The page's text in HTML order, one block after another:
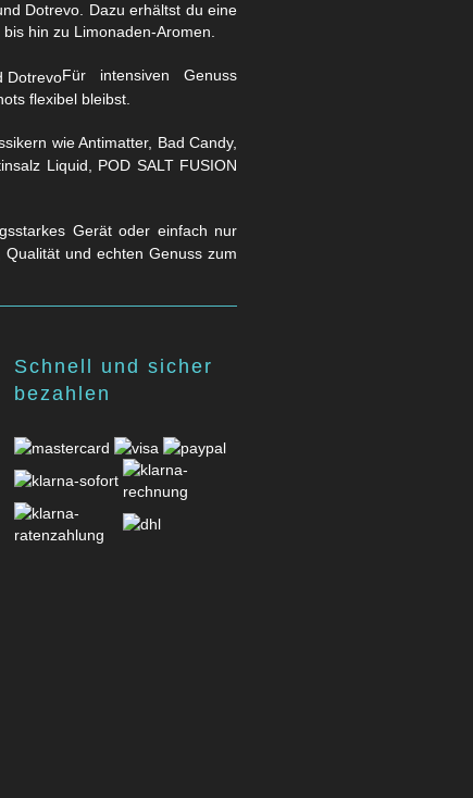
Dotrevo. Dazu erhältst du eine
hin zu Limonaden-Aromen.
Für intensiven Genuss
flexibel bleibst.
wie Antimatter, Bad Candy,
Liquid, POD SALT FUSION
Gerät oder einfach nur
und echten Genuss zum
Schnell und sicher
bezahlen